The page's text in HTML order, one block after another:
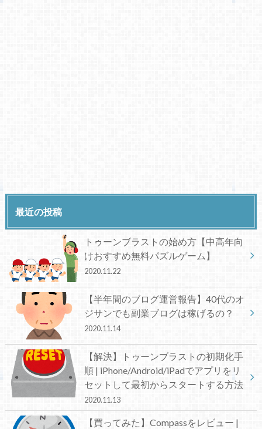
最近の投稿
トゥーンブラストの始め方【中高年向
けおすすめ無料パズルゲーム】
2020.11.22
【半年間のブログ運営報告】40代のオ
ジサンでも副業ブログは稼げるの？
2020.11.14
【解決】トゥーンブラストの初期化手
順 | iPhone/Android/iPadでアプリをリ
セットして最初からスタートする方法
2020.11.13
【買ってみた】Compassをレビュー |